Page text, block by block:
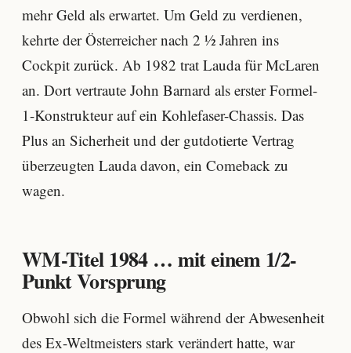
mehr Geld als erwartet. Um Geld zu verdienen,
kehrte der Österreicher nach 2 ½ Jahren ins
Cockpit zurück. Ab 1982 trat Lauda für McLaren
an. Dort vertraute John Barnard als erster Formel-
1-Konstrukteur auf ein Kohlefaser-Chassis. Das
Plus an Sicherheit und der gutdotierte Vertrag
überzeugten Lauda davon, ein Comeback zu
wagen.
WM-Titel 1984 … mit einem 1/2-
Punkt Vorsprung
Obwohl sich die Formel während der Abwesenheit
des Ex-Weltmeisters stark verändert hatte, war